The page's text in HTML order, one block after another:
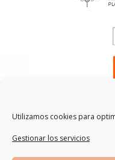
Utilizamos cookies para
Gestionar los servicios